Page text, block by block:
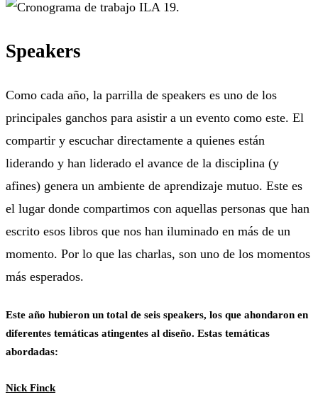
Speakers
Como cada año, la parrilla de speakers es uno de los
principales ganchos para asistir a un evento como este. El
compartir y escuchar directamente a quienes están
liderando y han liderado el avance de la disciplina (y
afines) genera un ambiente de aprendizaje mutuo. Este es
el lugar donde compartimos con aquellas personas que han
escrito esos libros que nos han iluminado en más de un
momento. Por lo que las charlas, son uno de los momentos
más esperados.
Este año hubieron un total de seis speakers, los que ahondaron en
diferentes temáticas atingentes al diseño. Estas temáticas
abordadas:
Nick Finck